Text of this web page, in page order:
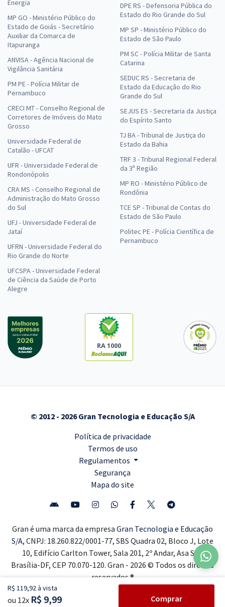
R$ 119,92 à vista
ou 12x R$ 9,99 Comprar
Energia
MP GO - Ministério Público do
Estado de Goiás - Secretário
Auxiliar da Comarca de
Itapuranga
ANVISA - Agência Nacional de
Vigilância Sanitária
PM PE - Polícia Militar de
Pernambuco
CRECI MT - Conselho Regional de
Corretores de Imóveis do Mato
Grosso
Universidade Federal de
Catalão - UFCAT
UFR - Universidade Federal de
Rondonópolis
CRA MS - Conselho Regional de
Administração do Mato Grosso
do Sul
UFJ - Universidade Federal de
Jataí
UFRN - Universidade Federal do
Rio Grande do Norte
UFCSPA - Universidade Federal
de Ciência da Saúde de Porto
Alegre
DPE RS - Defensoria Pública do
Estado do Rio Grande do Sul
MP SP - Ministério Público do
Estado de São Paulo
PM SC - Polícia Militar de Santa
Catarina
SEDUC RS - Secretaria de
Estado da Educação do Rio
Grande do Sul
SEJUS ES - Secretaria da Justiça
do Espírito Santo
TJ BA - Tribunal de Justiça do
Estado da Bahia
TRF 3 - Tribunal Regional Federal
da 3ª Região
MP RO - Ministério Público de
Rondônia
TCE SP - Tribunal de Contas do
Estado de São Paulo
Politec PE - Polícia Científica de
Pernambuco
RA 1000
© 2012 - 2026 Gran Tecnologia e Educação S/A
Política de privacidade
Termos de uso
Regulamentos
Segurança
Mapa do site
Gran é uma marca da empresa Gran Tecnologia e Educação
S/A, CNPJ: 18.260.822/0001-77, SBS Quadra 02, Bloco J, Lote
10, Edifício Carlton Tower, Sala 201, 2º Andar, Asa Sul,
Brasília-DF, CEP 70.070-120. Gran - 2026 © Todos os direitos
reservados ®